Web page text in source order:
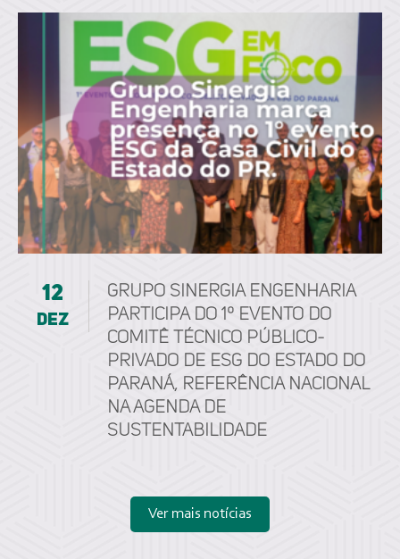
12
dez
Grupo Sinergia Engenharia
participa do 1º Evento do
Comitê Técnico Público-
Privado de ESG do Estado do
Paraná, referência nacional
na agenda de
sustentabilidade
Ver mais notícias